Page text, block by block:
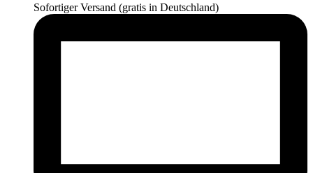
Sofortiger Versand (gratis in Deutschland)